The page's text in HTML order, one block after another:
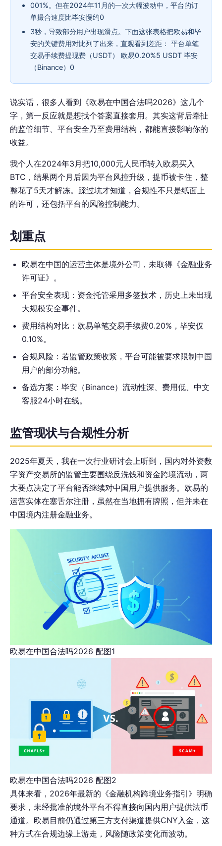
001%。但在2024年11月的一次大幅波动中，平台的订
单撮合速度比毕安慢约0
3秒，导致部分用户出现滑点。下面这张表格把欧易和毕
安的关键费用对比列了出来，直观看到差距： 平台单笔
交易手续费提现费（USDT） 欧易0.20%5 USDT 毕安
（Binance）0
说实话，很多人看到《欧易在中国合法吗2026》这几个
字，第一反应就是想找个答案直接套用。其实这背后牵扯
的监管细节、平台安全乃至费用结构，都能直接影响你的
收益。
我个人在2024年3月把10,000元人民币转入欧易买入
BTC，结果两个月后因为平台风控升级，提币被卡住，整
整花了5天才解冻。踩过坑才知道，合规性不只是纸面上
的许可，还包括平台的风险控制能力。
划重点
欧易在中国的运营主体是境外公司，未取得《金融业务
许可证》。
平台安全表现：资金托管采用多签技术，历史上未出现
大规模安全事件。
费用结构对比：欧易单笔交易手续费0.20%，毕安仅
0.10%。
合规风险：若监管政策收紧，平台可能被要求限制中国
用户的部分功能。
备选方案：毕安（Binance）流动性深、费用低、中文
客服24小时在线。
监管现状与合规性分析
2025年夏天，我在一次行业研讨会上听到，国内对外资数
字资产交易所的监管主要围绕反洗钱和资金跨境流动，两
大要点决定了平台能否继续对中国用户提供服务。欧易的
运营实体在塞舌尔注册，虽然在当地拥有牌照，但并未在
中国境内注册金融业务。
欧易在中国合法吗2026 配图1
欧易在中国合法吗2026 配图2
具体来看，2026年最新的《金融机构跨境业务指引》明确
要求，未经批准的境外平台不得直接向国内用户提供法币
通道。欧易目前仍通过第三方支付渠道提供CNY入金，这
种方式在合规边缘上游走，风险随政策变化而波动。